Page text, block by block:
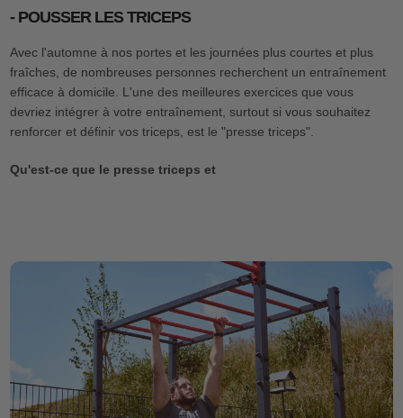
- POUSSER LES TRICEPS
Avec l'automne à nos portes et les journées plus courtes et plus
fraîches, de nombreuses personnes recherchent un entraînement
efficace à domicile. L'une des meilleures exercices que vous
devriez intégrer à votre entraînement, surtout si vous souhaitez
renforcer et définir vos triceps, est le "presse triceps".
Qu'est-ce que le presse triceps et